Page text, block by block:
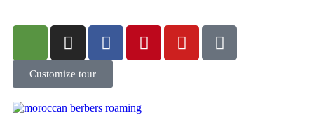
Customize tour